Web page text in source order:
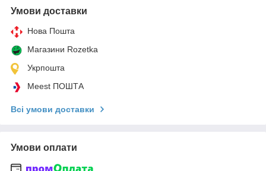
Умови доставки
Нова Пошта
Магазини Rozetka
Укрпошта
Meest ПОШТА
Всі умови доставки
Умови оплати